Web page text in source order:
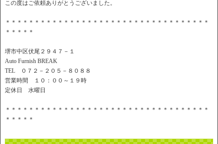
この度はご依頼ありがとうございました。
＊＊＊＊＊＊＊＊＊＊＊＊＊＊＊＊＊＊＊＊＊＊＊＊＊＊＊＊＊＊＊＊＊＊＊
＊＊＊＊＊
堺市中区伏尾２９４７－１
Auto Furnish BREAK
TEL ０７２－２０５－８０８８
営業時間 １０：００～１９時
定休日 水曜日
＊＊＊＊＊＊＊＊＊＊＊＊＊＊＊＊＊＊＊＊＊＊＊＊＊＊＊＊＊＊＊＊＊＊＊
＊＊＊＊＊